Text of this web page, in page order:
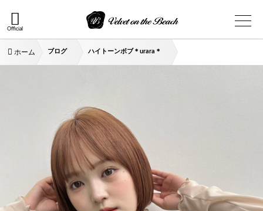
Official
ホーム ブログ ハイトーンボブ＊urara＊